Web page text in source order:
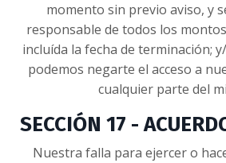
momento sin previo aviso, y
responsable de todos los
incluída la fecha de terminación;
podemos negarte el acceso a
cualquier parte del
SECCIÓN 17 -
Nuestra falla para ejercer o